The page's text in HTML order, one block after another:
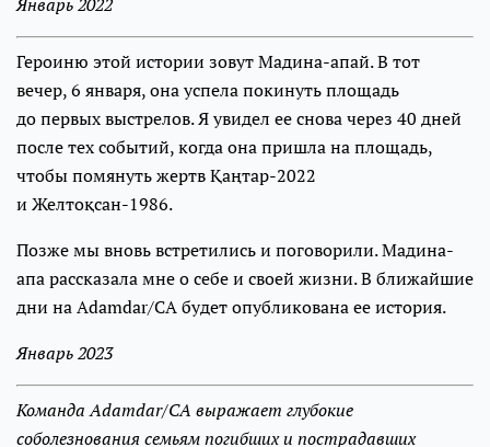
Героиню этой истории зовут Мадина-апай. В тот
вечер, 6 января, она успела покинуть площадь
до первых выстрелов. Я увидел ее снова через 40 дней
после тех событий, когда она пришла на площадь,
чтобы помянуть жертв Қаңтар-2022
и Желтоқсан-1986.
Позже мы вновь встретились и поговорили. Мадина-
апа рассказала мне о себе и своей жизни. В ближайшие
дни на Adamdar/CA будет опубликована ее история.
Январь 2023
Команда Adamdar/CA выражает глубокие
соболезнования семьям погибших и пострадавших